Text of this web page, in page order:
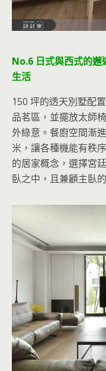
No.6 日式與西式的邂
生活
150 坪的透天別墅配
品茗區，並擺放太師
外綠意。餐廚空間漸
米，讓各種機能有秩
的居家概念，選擇宮
臥之中，且兼顧主臥